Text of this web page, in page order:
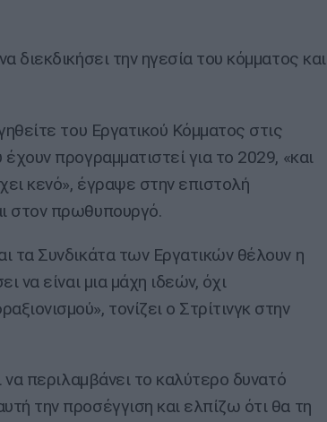
διεκδικήσει την ηγεσία του κόμματος και
του Εργατικού Κόμματος στις
προγραμματιστεί για το 2029, «και
κενό», έγραψε στην επιστολή
στον πρωθυπουργό.
τα Συνδικάτα των Εργατικών θέλουν η
να είναι μια μάχη ιδεών, όχι
τονίζει ο Στρίτινγκ στην
να περιλαμβάνει το καλύτερο δυνατό
την προσέγγιση και ελπίζω ότι θα τη